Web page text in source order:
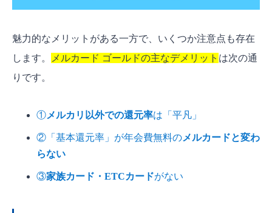
魅力的なメリットがある一方で、いくつか注意点も存在
します。
メルカード ゴールドの主なデメリット は次の通
りです。
①メルカリ以外での還元率は「平凡」
②「基本還元率」が年会費無料のメルカードと変わ
らない
③家族カード・ETCカードがない